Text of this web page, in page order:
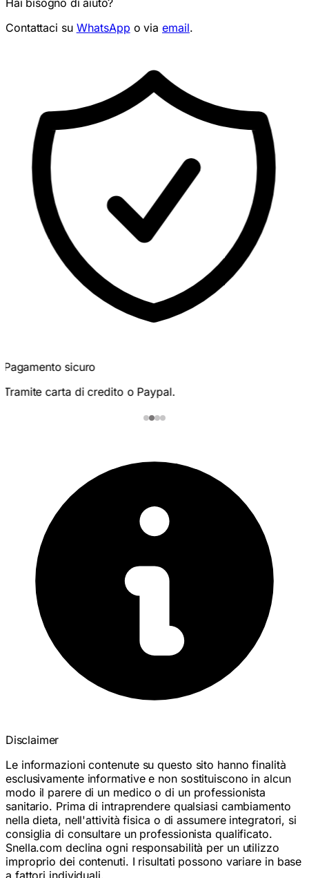
Contattaci su WhatsApp o via email
100% per le donne
Perfettamente adattato al metabolismo
Disclaimer
Le informazioni contenute su questo sito hanno finalità
esclusivamente informative e non sostituiscono in alcun
modo il parere di un medico o di un professionista
sanitario. Prima di intraprendere qualsiasi cambiamento
nella dieta, nell'attività fisica o di assumere integratori, si
consiglia di consultare un professionista qualificato.
Snella.com declina ogni responsabilità per un utilizzo
improprio dei contenuti. I risultati possono variare in base
a fattori individuali.